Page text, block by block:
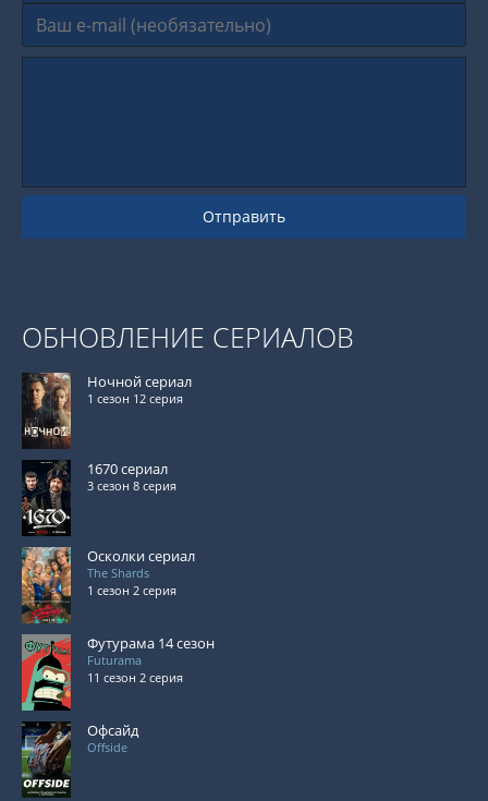
Отправить
ОБНОВЛЕНИЕ СЕРИАЛОВ
Ночной сериал
1 сезон 12 серия
1670 сериал
3 сезон 8 серия
Осколки сериал
The Shards
1 сезон 2 серия
Футурама 14 сезон
Futurama
11 сезон 2 серия
Офсайд
Offside